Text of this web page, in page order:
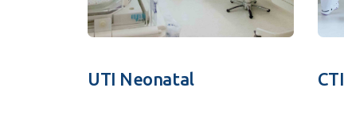
UTI Neonatal CTI